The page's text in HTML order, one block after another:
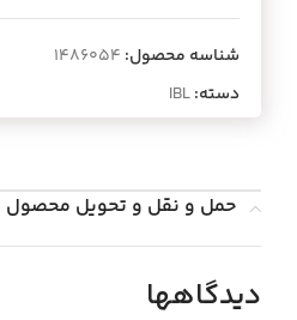
شناسه محصول: 1486054
دسته:IBL
حمل و نقل و تحویل محصول
دیدگاهها